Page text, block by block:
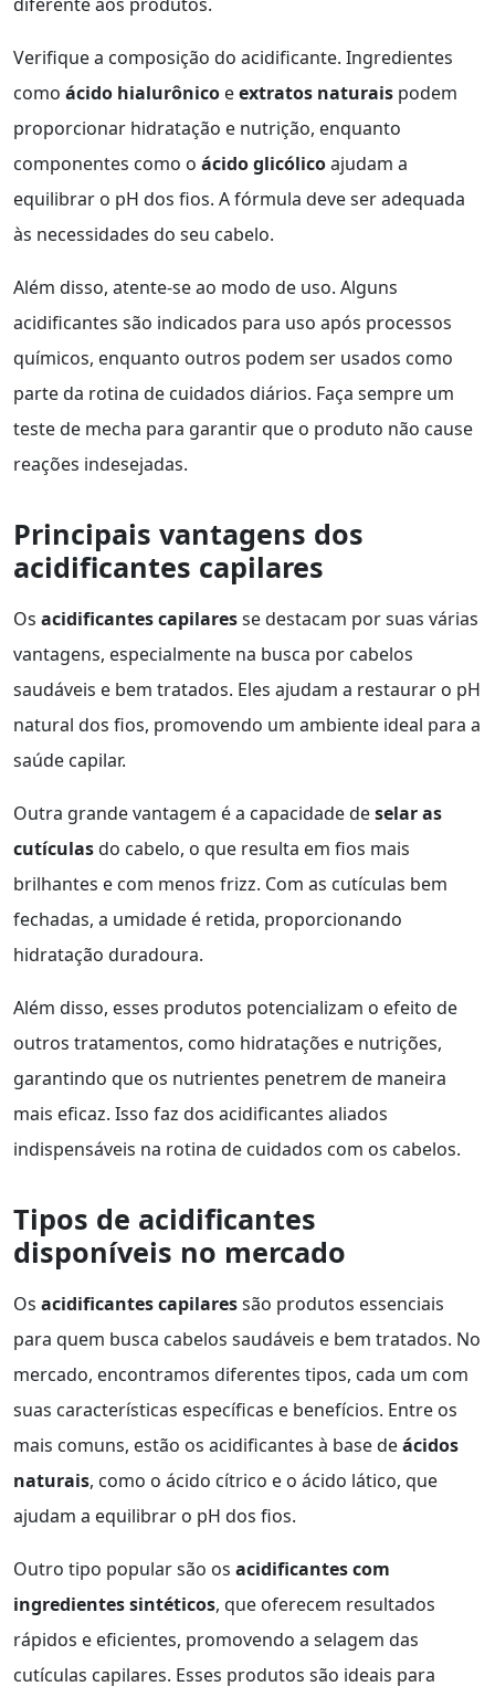
Verifique a composição do acidificante. Ingredientes
como ácido hialurônico eextratos naturais podem
proporcionar hidratação e nutrição, enquanto
componentes como o ácido glicólicoajudam a
equilibrar o pH dos fios. A fórmula deve ser adequada
às necessidades do seu cabelo.
Além disso, atente-se ao modo de uso. Alguns
acidificantes são indicados para uso após processos
químicos, enquanto outros podem ser usados como
parte da rotina de cuidados diários. Faça sempre um
teste de mecha para garantir que o produto não cause
reações indesejadas.
Principais vantagens dos
acidificantes capilares
Os acidificantes capilaresse destacam por suas várias
vantagens, especialmente na busca por cabelos
saudáveis e bem tratados. Eles ajudam a restaurar o pH
natural dos fios, promovendo um ambiente ideal para a
saúde capilar.
Outra grande vantagem é a capacidade deselar as
cutículasdo cabelo, o que resulta em fios mais
brilhantes e com menos frizz. Com as cutículas bem
fechadas, a umidade é retida, proporcionando
hidratação duradoura.
Além disso, esses produtos potencializam o efeito de
outros tratamentos, como hidratações e nutrições,
garantindo que os nutrientes penetrem de maneira
mais eficaz. Isso faz dos acidificantes aliados
indispensáveis na rotina de cuidados com os cabelos.
Tipos de acidificantes
disponíveis no mercado
Os acidificantes capilaressão produtos essenciais
para quem busca cabelos saudáveis e bem tratados. No
mercado, encontramos diferentes tipos, cada um com
suas características específicas e benefícios. Entre os
mais comuns, estão os acidificantes à base deácidos
naturais, como o ácido cítrico e o ácido lático, que
ajudam a equilibrar o pH dos fios.
Outro tipo popular são os acidificantes com
ingredientes sintéticos, que oferecem resultados
rápidos e eficientes, promovendo a selagem das
cutículas capilares. Esses produtos são ideais para